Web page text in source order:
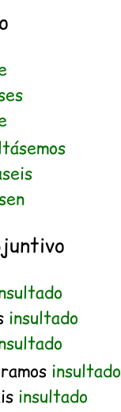
insultado
insultado
insultado